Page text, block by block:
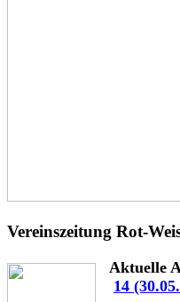
Vereinszeitung Rot-
Aktuelle
14